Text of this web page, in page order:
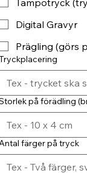
Digital Gravyr
Prägling (görs
på förädling
färger på tryck